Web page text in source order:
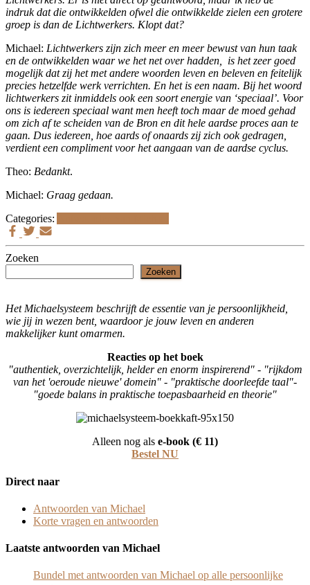
indruk dat die ontwikkelden ofwel die ontwikkelde zielen een grotere
groep is dan de Lichtwerkers. Klopt dat?
Michael: Lichtwerkers zijn zich meer en meer bewust van hun taak
en de ontwikkelden waar we het net over hadden, is het zeer goed
mogelijk dat zij het met andere woorden leven en beleven en feitelijk
precies hetzelfde werk verrichten. En het is een naam. Bij het woord
lichtwerkers zit inmiddels ook een soort energie van ‘speciaal’. Voor
ons is iedereen speciaal want men heeft toch maar de moed gehad
om zich af te scheiden van de Bron en dit hele aardse proces aan te
gaan. Dus iedereen, hoe aards of onaards zij zich ook gedragen,
verdient een compliment voor het aangaan van de aardse cyclus.
Theo: Bedankt.
Michael: Graag gedaan.
Categories:
Zoeken
Zoeken
Het Michaelsysteem beschrijft de essentie van je persoonlijkheid,
wie jij in wezen bent, waardoor je jouw leven en anderen
makkelijker kunt omarmen.
Reacties op het boek
"authentiek, overzichtelijk, helder en enorm inspirerend" - "rijkdom
van het 'oeroude nieuwe' domein" - "praktische doorleefde taal"-
"goede balans in praktische toepasbaarheid en theorie"
Alleen nog als e-book (€ 11)
Bestel NU
Direct naar
Antwoorden van Michael
Korte vragen en antwoorden
Laatste antwoorden van Michael
Bundel met antwoorden van Michael op alle persoonlijke